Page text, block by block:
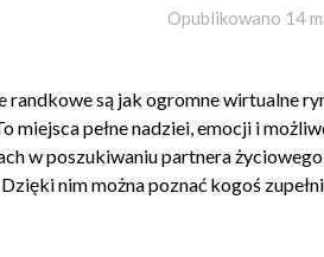
Opublikowano 14
randkowe są jak ogromne wirtualne
miejsca pełne nadziei, emocji i
w poszukiwaniu partnera
nim można poznać kogoś